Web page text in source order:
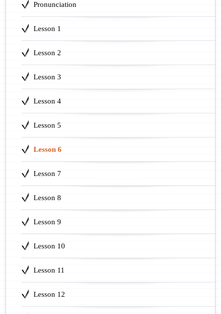
Pronunciation
Lesson 1
Lesson 2
Lesson 3
Lesson 4
Lesson 5
Lesson 6
Lesson 7
Lesson 8
Lesson 9
Lesson 10
Lesson 11
Lesson 12